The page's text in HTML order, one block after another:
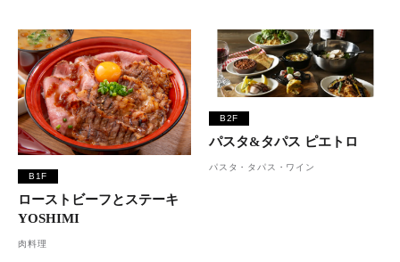
B1F
ローストビーフとステーキ
YOSHIMI
肉料理
B2F
パスタ&タパス ピエトロ
パスタ・タパス・ワイン